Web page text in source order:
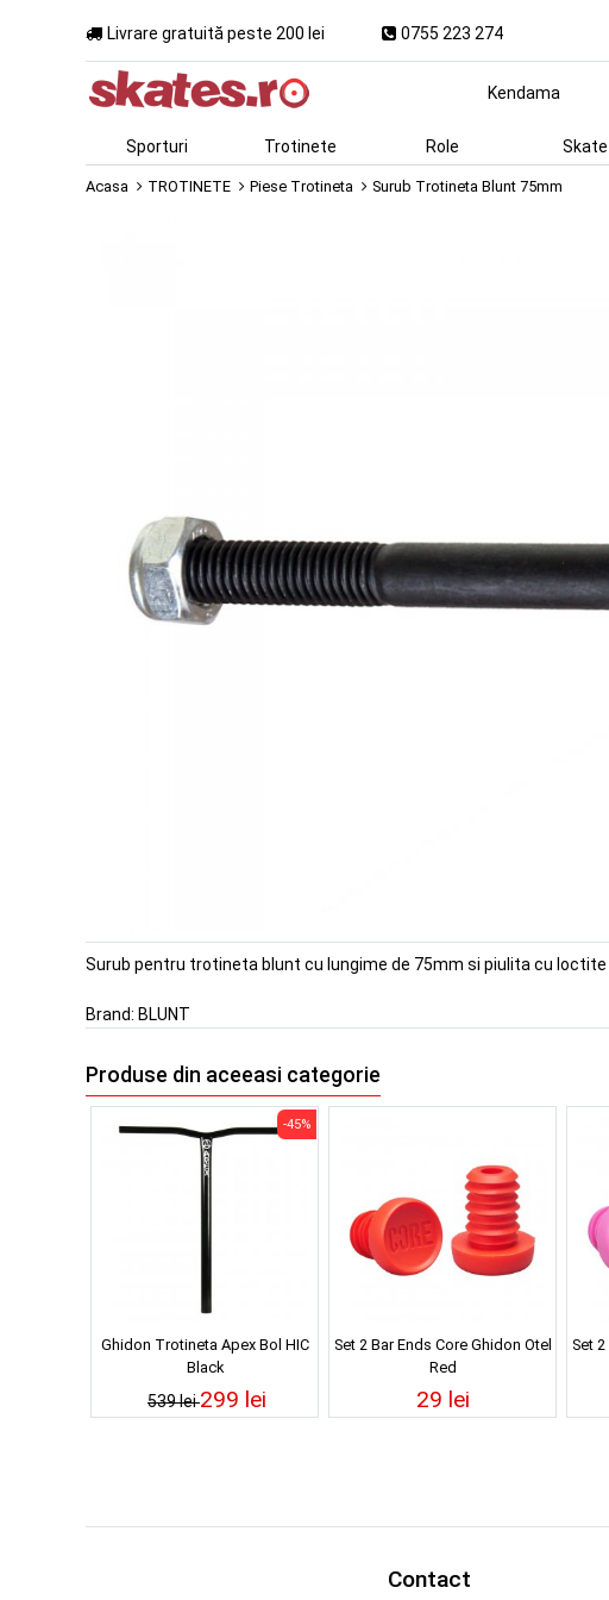
Livrare gratuită peste 200 lei 0755 223 274
Kendama
Sporturi Trotinete Role Skate
Acasa TROTINETE Piese Trotineta Surub Trotineta Blunt 75mm
Surub pentru trotineta blunt cu lungime de 75mm si piulita cu loctite
Brand: BLUNT
Produse din aceeasi categorie
Ghidon Trotineta Apex Bol HIC
Black
539 lei
-45%
299 lei
Set 2 Bar Ends Core Ghidon Otel
Red
29 lei
Set
Contact